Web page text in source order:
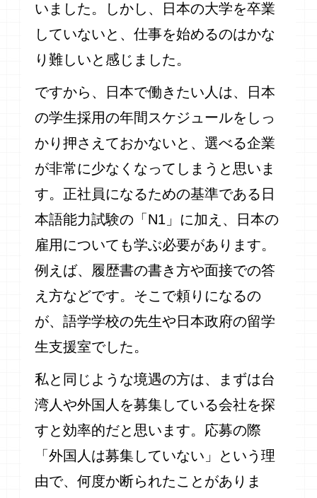
いました。しかし、日本の大学を卒業
していないと、仕事を始めるのはかな
り難しいと感じました。
ですから、日本で働きたい人は、日本
の学生採用の年間スケジュールをしっ
かり押さえておかないと、選べる企業
が非常に少なくなってしまうと思いま
す。正社員になるための基準である日
本語能力試験の「N1」に加え、日本の
雇用についても学ぶ必要があります。
例えば、履歴書の書き方や面接での答
え方などです。そこで頼りになるの
が、語学学校の先生や日本政府の留学
生支援室でした。
私と同じような境遇の方は、まずは台
湾人や外国人を募集している会社を探
すと効率的だと思います。応募の際
「外国人は募集していない」という理
由で、何度か断られたことがありま